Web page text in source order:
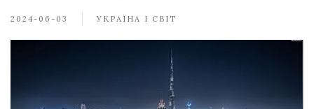
2024-06-03 УКРАЇНА І СВІТ